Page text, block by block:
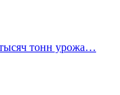
тысяч тонн урожа…